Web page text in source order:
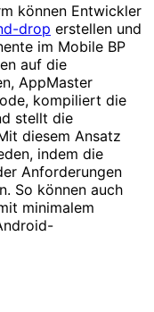
können Entwickler
drop erstellen und
im Mobile BP
auf die
AppMaster
kompiliert die
stellt die
diesem Ansatz
indem die
Anforderungen
So können auch
minimalem